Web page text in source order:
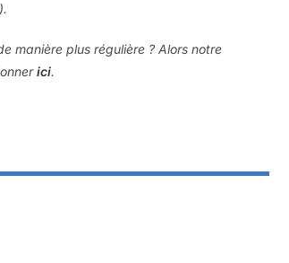
manière plus régulière ? Alors notre
ici.